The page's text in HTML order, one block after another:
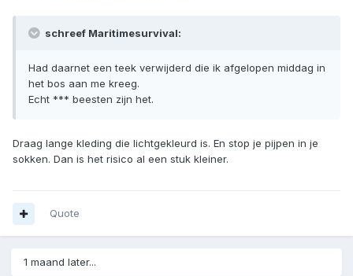
schreef Maritimesurvival:
Had daarnet een teek verwijderd die ik afgelopen middag in
het bos aan me kreeg.
Echt *** beesten zijn het.
Draag lange kleding die lichtgekleurd is. En stop je pijpen in je
sokken. Dan is het risico al een stuk kleiner.
Quote
1 maand later...